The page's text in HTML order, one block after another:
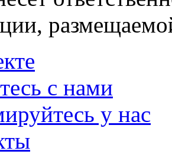
с нами
у нас